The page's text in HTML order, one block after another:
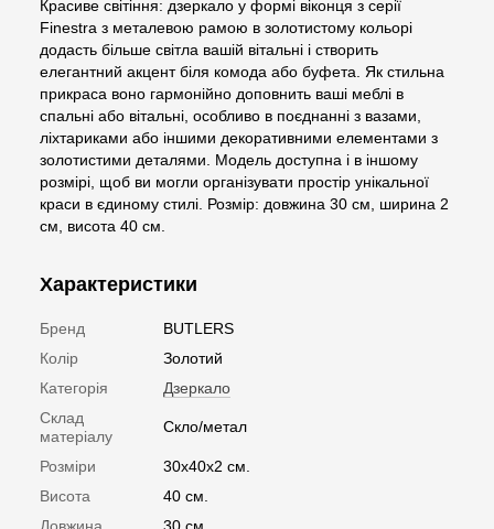
Красиве світіння: дзеркало у формі віконця з серії
Finestra з металевою рамою в золотистому кольорі
додасть більше світла вашій вітальні і створить
елегантний акцент біля комода або буфета. Як стильна
прикраса воно гармонійно доповнить ваші меблі в
спальні або вітальні, особливо в поєднанні з вазами,
ліхтариками або іншими декоративними елементами з
золотистими деталями. Модель доступна і в іншому
розмірі, щоб ви могли організувати простір унікальної
краси в єдиному стилі. Розмір: довжина 30 см, ширина 2
см, висота 40 см.
Характеристики
Бренд
BUTLERS
Колір
Золотий
Категорія
Дзеркало
Склад
матеріалу
Скло/метал
Розміри
30х40х2 см.
Висота
40 см.
Довжина
30 см.